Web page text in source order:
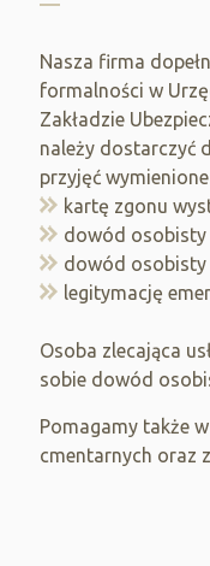
Nasza firma
formalności w
Zakładzie
należy dostarczyć
przyjęć
kartę zgonu
dowód osobisty
dowód osobisty
legitymację
Osoba zlecająca
sobie dowód
Pomagamy także
cmentarnych oraz